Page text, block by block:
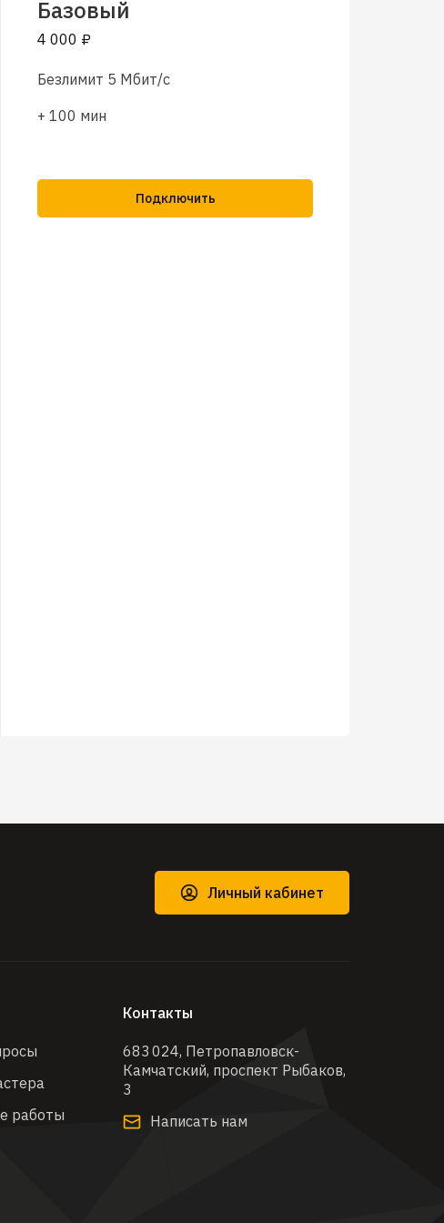
Базовый
4 000 ₽
Безлимит 5 Мбит/с
+ 100 мин
Подключить
Личный кабинет
работы
Контакты
683 024, Петропавловск-
Камчатский, проспект Рыбаков,
3​
Написать нам